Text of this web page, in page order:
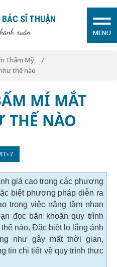
SĨ THUẬN
xuân MENU
Thẩm Mỹ
thế nào
MÍ MẮT
THẾ NÀO
giá cao trong các phương
biệt phương pháp diễn ra
trong việc nâng tầm nhan
đọc băn khoăn quy trình
nào. Đặc biệt lo lắng ảnh
như gây mất thời gian,
tin chi tiết về quy trình thực